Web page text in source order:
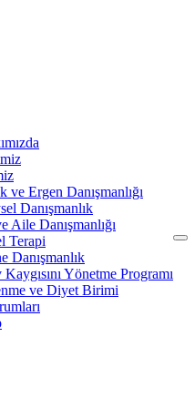
ve Ergen Danışmanlığı
Danışmanlık
Aile Danışmanlığı
Terapi
Danışmanlık
Kaygısını Yönetme Programı
ve Diyet Birimi